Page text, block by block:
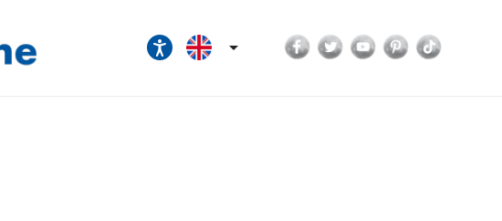
 Facebook
TwitterYouTubePinterest